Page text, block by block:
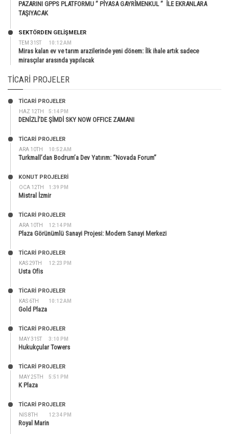
PAZARINI GPPS PLATFORMU ” PİYASA GAYRİMENKUL ” İLE EKRANLARA
TAŞIYACAK
TEM 31ST 10:12 AM
SEKTÖRDEN GELIŞMELER
Miras kalan ev ve tarım arazilerinde yeni dönem: İlk ihale artık sadece
mirasçılar arasında yapılacak
TICARI PROJELER
HAZ 12TH 5:14 PM
TİCARİ PROJELER
DENİZLİ’DE ŞİMDİ SKY NOW OFFICE ZAMANI
ARA 10TH 10:52 AM
TİCARİ PROJELER
Turkmall’dan Bodrum’a Dev Yatırım: “Novada Forum”
OCA 12TH 1:39 PM
KONUT PROJELERI
Mistral İzmir
ARA 10TH 12:14 PM
TİCARİ PROJELER
Plaza Görünümlü Sanayi Projesi: Modern Sanayi Merkezi
KAS 29TH 12:23 PM
TİCARİ PROJELER
Usta Ofis
KAS 6TH 10:12 AM
TİCARİ PROJELER
Gold Plaza
MAY 31ST 3:10 PM
TİCARİ PROJELER
Hukukçular Towers
MAY 25TH 5:51 PM
TİCARİ PROJELER
K Plaza
NIS 8TH 12:34 PM
TİCARİ PROJELER
Royal Marin